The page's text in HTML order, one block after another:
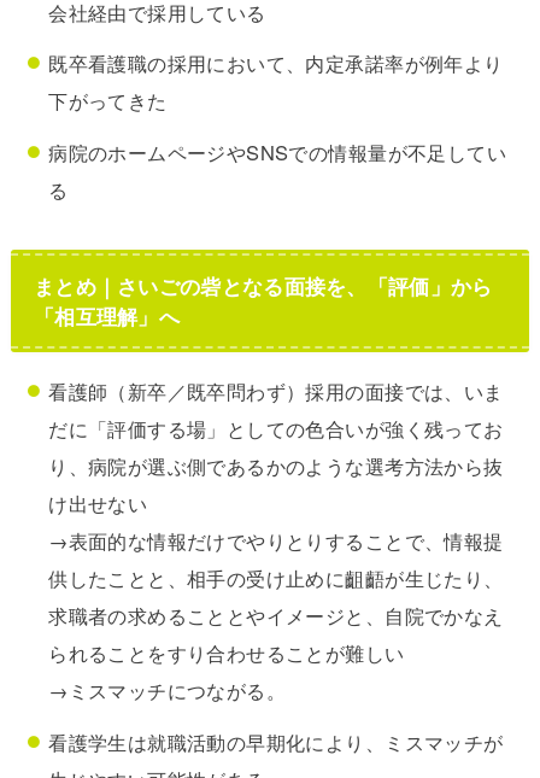
会社経由で採用している
既卒看護職の採用において、内定承諾率が例年より
下がってきた
病院のホームページやSNSでの情報量が不足してい
る
まとめ｜さいごの砦となる面接を、「評価」から
「相互理解」へ
看護師（新卒／既卒問わず）採用の面接では、いま
だに「評価する場」としての色合いが強く残ってお
り、病院が選ぶ側であるかのような選考方法から抜
け出せない
→表面的な情報だけでやりとりすることで、情報提
供したことと、相手の受け止めに齟齬が生じたり、
求職者の求めることとやイメージと、自院でかなえ
られることをすり合わせることが難しい
→ミスマッチにつながる。
看護学生は就職活動の早期化により、ミスマッチが